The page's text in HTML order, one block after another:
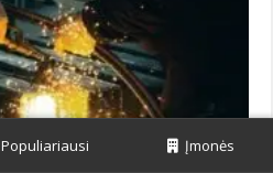
Populiariausi Įmonės